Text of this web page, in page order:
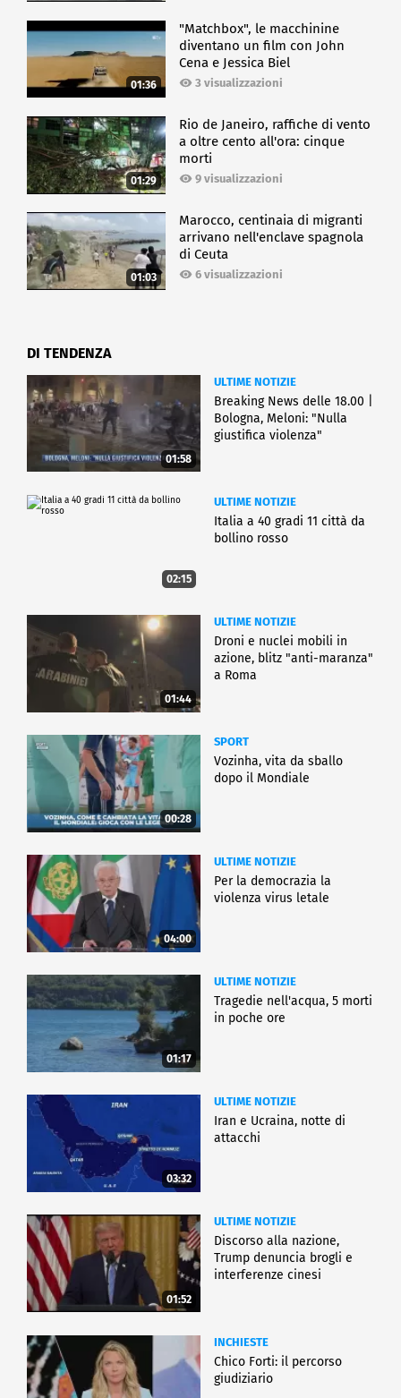
01:36
"Matchbox", le macchinine
diventano un film con John
Cena e Jessica Biel
3 visualizzazioni
01:29
Rio de Janeiro, raffiche di vento
a oltre cento all'ora: cinque
morti
9 visualizzazioni
01:03
Marocco, centinaia di migranti
arrivano nell'enclave spagnola
di Ceuta
6 visualizzazioni
DI TENDENZA
01:58
ULTIME NOTIZIE
Breaking News delle 18.00 |
Bologna, Meloni: "Nulla
giustifica violenza"
02:15
ULTIME NOTIZIE
Italia a 40 gradi 11 città da
bollino rosso
01:44
ULTIME NOTIZIE
Droni e nuclei mobili in
azione, blitz "anti-maranza"
a Roma
00:28
SPORT
Vozinha, vita da sballo
dopo il Mondiale
04:00
ULTIME NOTIZIE
Per la democrazia la
violenza virus letale
01:17
ULTIME NOTIZIE
Tragedie nell'acqua, 5 morti
in poche ore
03:32
ULTIME NOTIZIE
Iran e Ucraina, notte di
attacchi
01:52
ULTIME NOTIZIE
Discorso alla nazione,
Trump denuncia brogli e
interferenze cinesi
INCHIESTE
Chico Forti: il percorso
giudiziario